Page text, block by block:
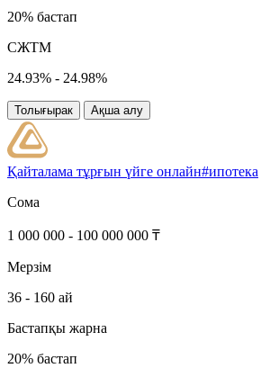
20% бастап
СЖТМ
24.93% - 24.98%
Толығырак Ақша алу
Қайталама тұрғын үйге онлайн#ипотека
Сома
1 000 000 - 100 000 000 ₸
Мерзім
36 - 160 ай
Бастапқы жарна
20% бастап